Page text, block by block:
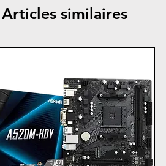
Articles similaires